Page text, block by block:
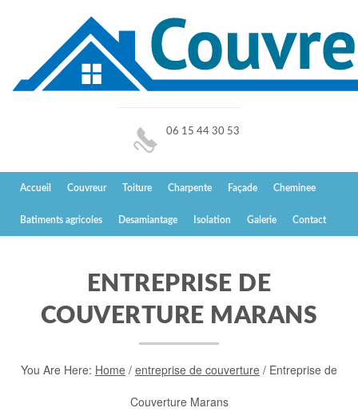
06 15 44 30 53
Accueil Couvreur Toiture Charpente Façade Cheminee
Batiments agricoles Desamiantage Isolation Galerie Contact
ENTREPRISE DE
COUVERTURE MARANS
You Are Here: Home / entreprise de couverture / Entreprise de
Couverture Marans